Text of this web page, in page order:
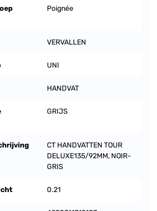
Poignée
VERVALLEN
UNI
HANDVAT
GRIJS
CT HANDVATTEN TOUR
DELUXE135/92MM, NOIR-
GRIS
0.21